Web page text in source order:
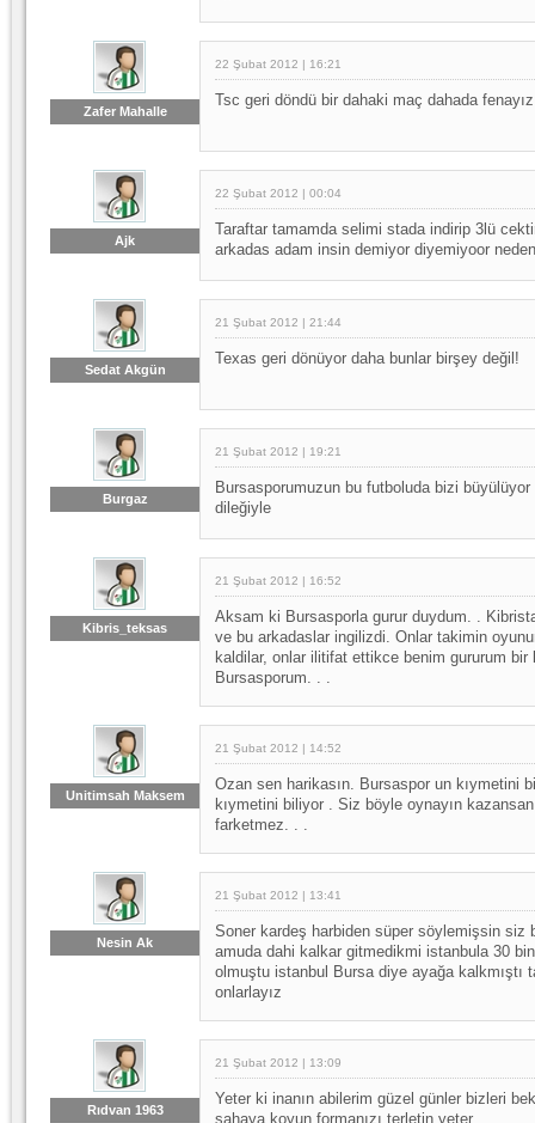
Zafer Mahalle
22 Şubat 2012 | 16:21
Tsc geri döndü bir dahaki maç dahada fenayız
Ajk
22 Şubat 2012 | 00:04
Taraftar tamamda selimi stada indirip 3lü
arkadas adam insin demiyor diyemiyoor
Sedat Akgün
21 Şubat 2012 | 21:44
Texas geri dönüyor daha bunlar birşey değil!
Burgaz
21 Şubat 2012 | 19:21
Bursasporumuzun bu futboluda bizi büyülüyor
dileğiyle
Kibris_teksas
21 Şubat 2012 | 16:52
Aksam ki Bursasporla gurur duydum. .
ve bu arkadaslar ingilizdi. Onlar takimin
kaldilar, onlar ilitifat ettikce benim gururum
Bursasporum. . .
Unitimsah Maksem
21 Şubat 2012 | 14:52
Ozan sen harikasın. Bursaspor un kıymetini
kıymetini biliyor . Siz böyle oynayın
farketmez. . .
Nesin Ak
21 Şubat 2012 | 13:41
Soner kardeş harbiden süper söylemişsin siz
amuda dahi kalkar gitmedikmi istanbula 30
olmuştu istanbul Bursa diye ayağa kalkmıştı
onlarlayız
Rıdvan 1963
21 Şubat 2012 | 13:09
Yeter ki inanın abilerim güzel günler bizleri
sahaya koyun formanızı terletin yeter